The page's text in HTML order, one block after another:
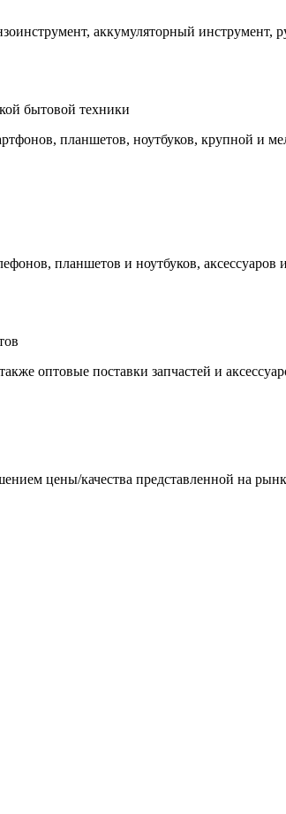
аккумуляторный инструмент,
бытовой техники
планшетов, ноутбуков, крупной и
планшетов и ноутбуков, аксессуаров
оптовые поставки запчастей и
цены/качества представленной на